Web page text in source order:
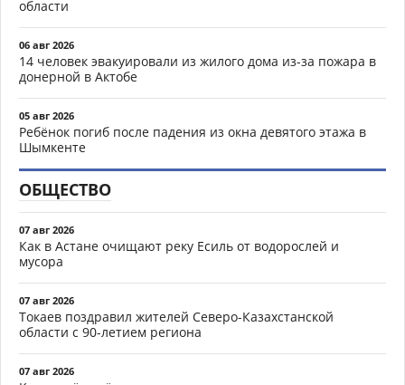
области
06 авг 2026
14 человек эвакуировали из жилого дома из-за пожара в
донерной в Актобе
05 авг 2026
Ребёнок погиб после падения из окна девятого этажа в
Шымкенте
ОБЩЕСТВО
07 авг 2026
Как в Астане очищают реку Есиль от водорослей и
мусора
07 авг 2026
Токаев поздравил жителей Северо-Казахстанской
области с 90-летием региона
07 авг 2026